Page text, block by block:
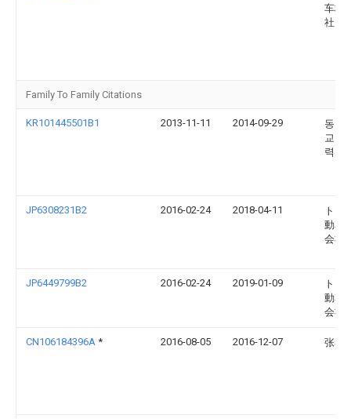
车株
社
Family To Family Citations
KR101445501B1 2013-11-11 2014-09-29
동아
교 산
력단
JP6308231B2 2016-02-24 2018-04-11
トヨ
動車
会社
JP6449799B2 2016-02-24 2019-01-09
トヨ
動車
会社
CN106184396A * 2016-08-05 2016-12-07 张春